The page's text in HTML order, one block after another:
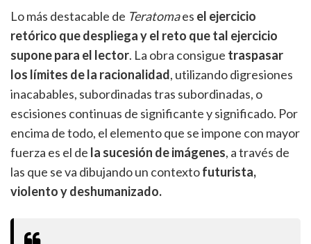
Lo más destacable de Teratomaes el ejercicio
retórico que despliega y el reto que tal ejercicio
supone para el lector. La obra consigue traspasar
los límites de la racionalidad, utilizando digresiones
inacabables, subordinadas tras subordinadas, o
escisiones continuas de significante y significado. Por
encima de todo, el elemento que se impone con mayor
fuerza es el de la sucesión de imágenes, a través de
las que se va dibujando un contextofuturista,
violento y deshumanizado.